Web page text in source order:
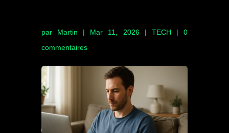
par Martin | Mar 11, 2026|TECH |0
commentaires